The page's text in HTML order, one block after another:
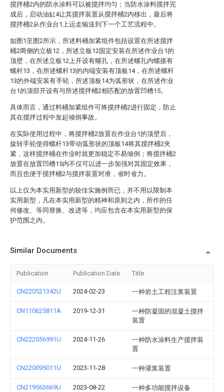
搅拌桶2内的防水涂料可以被搅拌均匀；当防水涂料搅拌完
成后，启动油缸4让其搅拌装置从搅拌桶2内移出，最后将
搅拌桶2从作业台1上运走输送到下一个工艺流程中。
如图1至图2所示，所述料桶加紧组件包括设置在所述搅拌
桶2两侧的立板12，所述立板12固定安装在所述作业台1的
顶壁，在所述立板12上开设有螺孔，在所述螺孔内螺接有
螺杆13，在所述螺杆13的内端安装有顶板14，在所述螺杆
13的外端安装有手轮，所述顶板14为弧形状，在所述作业
台1的顶部开设有与所述搅拌桶2相匹配的放置凹槽15。
具体而言，通过料桶加紧组件可将搅拌桶2进行固定，防止
其在搅拌过程中发起倾倒事故。
在实际使用过程中，将搅拌桶2放置在作业台1的顶壁后，
旋转手轮使得螺杆13带动弧形状的顶板14将其搅拌桶2夹
紧，这样搅拌桶在作业时就更加稳定不易倾倒；将搅拌桶2
放置在放置凹槽15内不仅可以进一步加强对其固定效果，
而且也便于搅拌桶2与搅拌装置对准，省时省力。
以上仅为本实用新型的较佳实施例而已，并不用以限制本
实用新型，凡在本实用新型的精神和原则之内，所作的任
何修改、等同替换、改进等，均应包含在本实用新型的保
护范围之内。
Similar Documents
Publication Publication Date Title
CN220521342U 2024-02-23 一种岩土工程注浆装置
CN110625811A 2019-12-31
一种防凝固的混凝土搅拌
装置
CN222056991U 2024-11-26
一种防水涂料生产搅拌装
置
CN220095011U 2023-11-28 一种灌浆装置
CN219563669U 2023-08-22 一种多功能搅拌设备